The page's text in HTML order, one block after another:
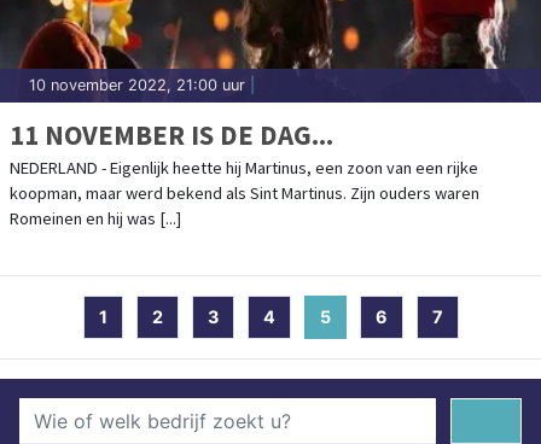
10 november 2022, 21:00 uur
11 NOVEMBER IS DE DAG...
NEDERLAND - Eigenlijk heette hij Martinus, een zoon van een rijke
koopman, maar werd bekend als Sint Martinus. Zijn ouders waren
Romeinen en hij was [...]
1 2 3 4 5(current)
6 7